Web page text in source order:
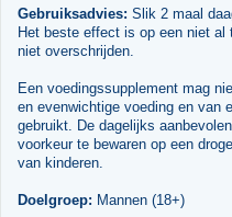
Gebruiksadvies: Slik 2 maal
Het beste effect is op een niet
niet overschrijden.
Een voedingssupplement mag
en evenwichtige voeding en van
gebruikt. De dagelijks
voorkeur te bewaren op een
van kinderen.
Doelgroep: Mannen (18+)